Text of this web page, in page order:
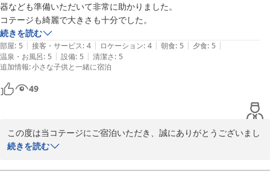
また、お食事（バイキング）につきましても、「どれを食べても美
味しかった」との最高のお褒めの言葉をいただき、調理スタッフ一
同感激しております。品数こそ多くはございませんが、一つひとつ
心を込めてご提供しているお料理をそのようにご評価いただけて大
変光栄です。
お客様からいただいたお言葉を励みに、より一層ご満足いただける
施設づくりに努めてまいります。またのご家族皆様のご利用を、ス
瀬戸内リゾート ベッセルおおち
器なども準備いただいて非常に助かりました。
コテージも綺麗で大きさも十分でした。
続きを読む
部屋: 5 | 接客・サービス: 4 | ロケーション: 4 | 朝食: 5 | 夕食: 5 |
温泉・お風呂: 5 | 設備: 5 | 清潔さ: 5
追加情報:小さな子供と一緒に宿泊
49
この度は当コテージにご宿泊いただき、誠にありがとうございまし
た。
こと、重ねて御礼申し上げます。
続きを読む